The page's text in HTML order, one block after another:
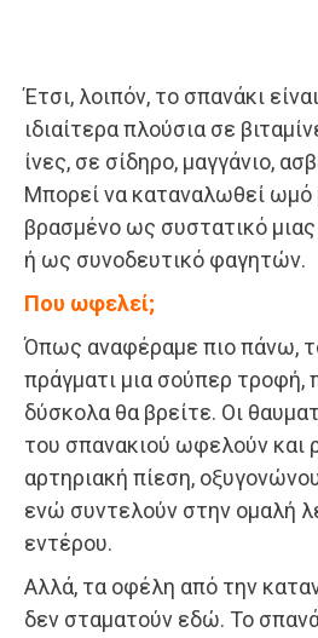
Έτσι, λοιπόν, το σπανάκι
ιδιαίτερα πλούσια σε
ίνες, σε σίδηρο, μαγγάνιο,
Μπορεί να καταναλωθεί
βρασμένο ως συστατικό
ή ως συνοδευτικό φαγητών.
Που ωφελεί;
Όπως αναφέραμε πιο πάνω,
πράγματι μια σούπερ τροφή,
δύσκολα θα βρείτε. Οι
του σπανακιού ωφελούν και
αρτηριακή πίεση,
ενώ συντελούν στην ομαλή
εντέρου.
Αλλά, τα οφέλη από την
δεν σταματούν εδώ. Το